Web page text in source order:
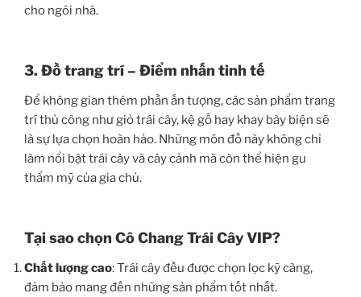
cho ngôi nhà.
3. Đồ trang trí – Điểm nhấn tinh tế
Để không gian thêm phần ấn tượng, các sản phẩm trang
trí thủ công như giỏ trái cây, kệ gỗ hay khay bày biện sẽ
là sự lựa chọn hoàn hảo. Những món đồ này không chỉ
làm nổi bật trái cây và cây cảnh mà còn thể hiện gu
thẩm mỹ của gia chủ.
Tại sao chọn Cô Chang Trái Cây VIP?
Chất lượng cao: Trái cây đều được chọn lọc kỹ càng,
đảm bảo mang đến những sản phẩm tốt nhất.